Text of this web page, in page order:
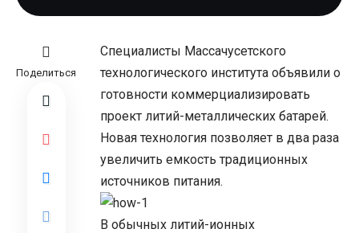
Поделиться
Специалисты Массачусетского
технологического института объявили о
готовности коммерциализировать
проект литий-металлических батарей.
Новая технология позволяет в два раза
увеличить емкость традиционных
источников питания.
В обычных литий-ионных